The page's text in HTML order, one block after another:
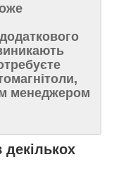
менеджером